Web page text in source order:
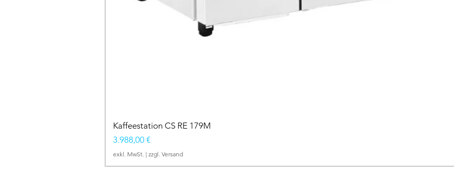
Kaffeestation CS RE 179M
Preis
3.988,00 €
exkl. MwSt. | zzgl. Versand